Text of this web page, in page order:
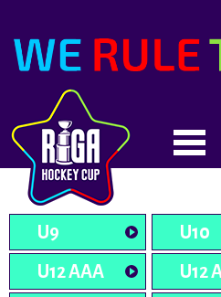
U9 U10
U12 AAA
U12